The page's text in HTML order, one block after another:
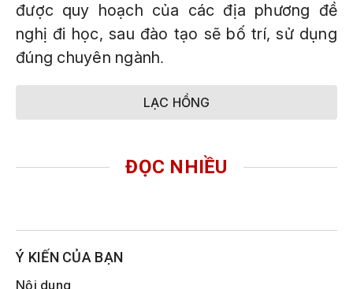
được quy hoạch của các địa phương đề
nghị đi học, sau đào tạo sẽ bố trí, sử dụng
đúng chuyên ngành.
LẠC HỒNG
ĐỌC NHIỀU
Ý KIẾN CỦA BẠN
Nội dung